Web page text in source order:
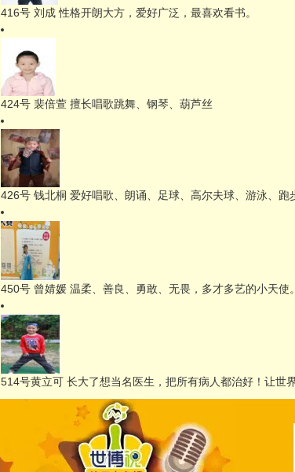
416号 刘成 性格开朗大方，爱好广泛，最喜欢看书。
424号 裴倍萱 擅长唱歌跳舞、钢琴、葫芦丝
426号 钱北桐 爱好唱歌、朗诵、足球、高尔夫球、游泳、跑
450号 曾婧媛 温柔、善良、勇敢、无畏，多才多艺的小天使。
514号黄立可 长大了想当名医生，把所有病人都治好！让世